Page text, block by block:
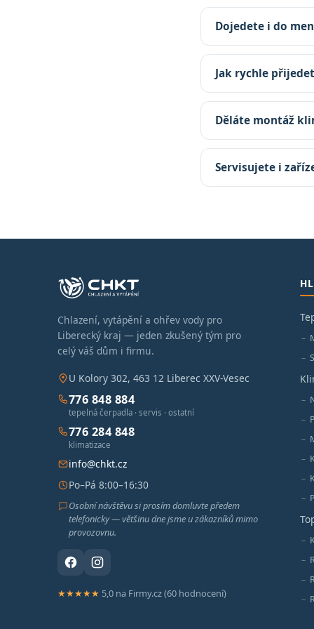
Dojedete i do
Jak rychle
Děláte montáž
Servisujete i
Chlazení, vytápění a ohřev vody pro
Liberecký kraj — jeden zkušený tým pro
celý váš dům i firmu.
U Kolory 302, 463 12 Liberec XXV-Vesec
776 848 884
tepelná čerpadla · servis · ostatní
776 284 848
klimatizace
info@chkt.cz
Po–Pá 8:00–16:30
Osobní návštěvu si prosím domluvte předem
telefonicky — většinu dne jsme u zákazníků mimo
provozovnu.
★★★★★ 5,0 na Firmy.cz (60 hodnocení)